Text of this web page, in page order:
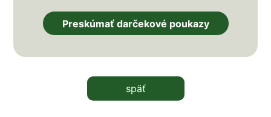
Preskúmať darčekové poukazy
späť